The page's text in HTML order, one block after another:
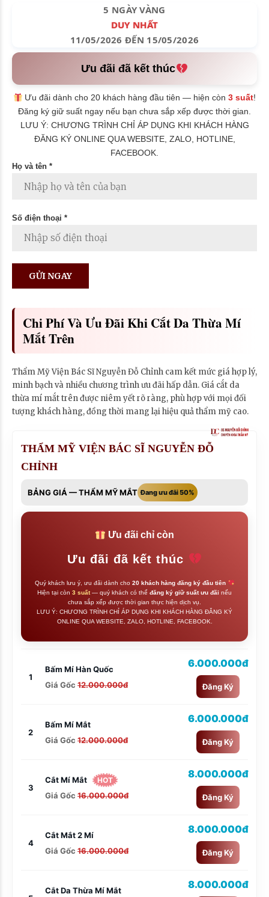
5 NGÀY VÀNG
DUY NHẤT
11/05/2026 ĐẾN 15/05/2026
Ưu đãi đã kết thúc
Ưu đãi dành cho 20 khách hàng đầu tiên — hiện còn3 suất!
Đăng ký giữ suất ngay nếu bạn chưa sắp xếp được thời gian.
LƯU Ý: CHƯƠNG TRÌNH CHỈ ÁP DỤNG KHI KHÁCH HÀNG
ĐĂNG KÝ ONLINE QUA WEBSITE, ZALO, HOTLINE,
FACEBOOK.
Họ và tên *
Số điện thoại *
Chi Phí Và Ưu Đãi Khi Cắt Da Thừa Mí
Mắt Trên
Thẩm Mỹ Viện Bác Sĩ Nguyễn Đỗ Chỉnh cam kết mức giá hợp lý,
minh bạch và nhiều chương trình ưu đãi hấp dẫn. Giá cắt da
thừa mí mắt trên được niêm yết rõ ràng, phù hợp với mọi đối
tượng khách hàng, đồng thời mang lại hiệu quả thẩm mỹ cao.
THẨM MỸ VIỆN BÁC SĨ NGUYỄN ĐỖ
CHỈNH
BẢNG GIÁ — THẨM MỸ MẮT Đang ưu đãi 50%
Ưu đãi chỉ còn
Ưu đãi đã kết thúc
Quý khách lưu ý, ưu đãi dành cho 20 khách hàng đăng ký đầu tiên
Hiện tại còn 3 suất— quý khách có thể đăng ký giữ suất ưu đãi nếu
chưa sắp xếp được thời gian thực hiện dịch vụ.
LƯU Ý: CHƯƠNG TRÌNH CHỈ ÁP DỤNG KHI KHÁCH HÀNG ĐĂNG KÝ
ONLINE QUA WEBSITE, ZALO, HOTLINE, FACEBOOK.
1
Bấm Mí Hàn Quốc
Giá Gốc 12.000.000đ
6.000.000đ
Đăng Ký
2
Bấm Mí Mắt
Giá Gốc 12.000.000đ
6.000.000đ
Đăng Ký
3
Cắt Mí Mắt HOT
Giá Gốc 16.000.000đ
8.000.000đ
Đăng Ký
4
Cắt Mắt 2 Mí
Giá Gốc 16.000.000đ
8.000.000đ
Đăng Ký
Cắt Da Thừa Mí Mắt 8.000.000đ